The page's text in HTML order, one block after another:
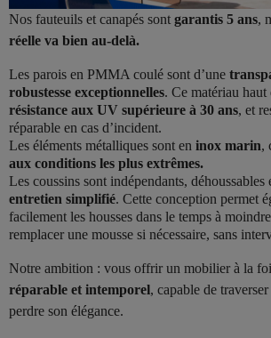
Nos fauteuils et canapés sont garantis 5 ans,
réelle va bien au-delà.
Les parois en PMMA coulé sont d’une
robustesse exceptionnelles. Ce matériau
résistance aux UV supérieure à 30 ans, et
réparable en cas d’incident.
Les éléments métalliques sont en inox marin,
aux conditions les plus extrêmes.
Les coussins sont indépendants,
entretien simplifié. Cette conception permet
facilement les housses dans le temps à
remplacer une mousse si nécessaire, sans
Notre ambition : vous offrir un mobilier à la
réparable et intemporel, capable de
perdre son élégance.